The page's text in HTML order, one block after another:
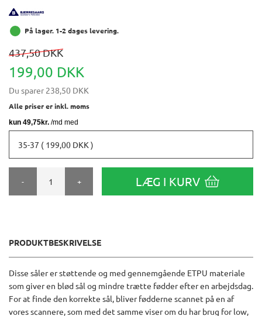
På lager. 1-2 dages levering.
437,50 DKK
199,00 DKK
Du sparer 238,50 DKK
Alle priser er inkl. moms
35-37 ( 199,00 DKK )
- + LÆG I KURV
PRODUKTBESKRIVELSE
Disse såler er støttende og med gennemgående ETPU materiale
som giver en blød sål og mindre trætte fødder efter en arbejdsdag.
For at finde den korrekte sål, bliver fødderne scannet på en af
vores scannere, som med det samme viser om du har brug for low,